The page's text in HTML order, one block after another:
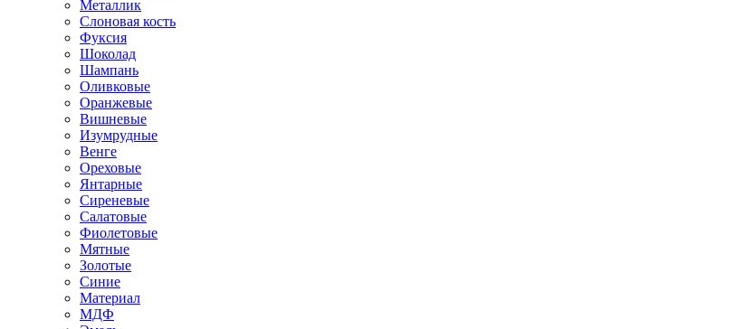
Металлик
Слоновая кость
Фуксия
Шоколад
Шампань
Оливковые
Оранжевые
Вишневые
Изумрудные
Венге
Ореховые
Янтарные
Сиреневые
Салатовые
Фиолетовые
Мятные
Золотые
Синие
Материал
МДФ